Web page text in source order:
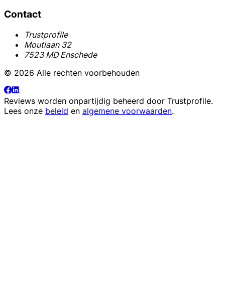
Contact
Trustprofile
Moutlaan 32
7523 MD Enschede
© 2026 Alle rechten voorbehouden
Reviews worden onpartijdig beheerd door Trustprofile.
Lees onze beleid en algemene voorwaarden.